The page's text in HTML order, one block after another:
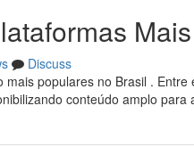
Discuss
populares no Brasil .
conteúdo amplo para